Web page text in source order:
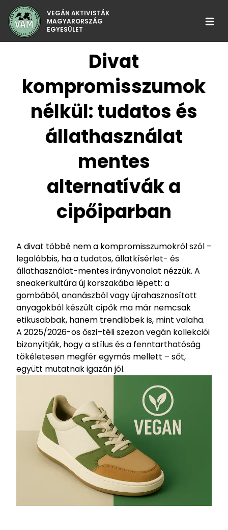
VEGÁN AKTIVISTÁK
MAGYARORSZÁG
EGYESÜLET
Menü
Főoldal
Rólunk
Miért vegán?
Galéria
Blog
Támogatás
Kapcsolat
HU /EN
Divat
kompromisszumok
nélkül: tudatos és
állathasználat
mentes
alternatívák a
cipőiparban
A divat többé nem a kompromisszumokról szól –
legalábbis, ha a tudatos, állatkísérlet- és
állathasználat-mentes irányvonalat nézzük. A
sneakerkultúra új korszakába lépett: a
gombából, ananászból vagy újrahasznosított
anyagokból készült cipők ma már nemcsak
etikusabbak, hanem trendibbek is, mint valaha.
A 2025/2026-os őszi–téli szezon vegán kollekciói
bizonyítják, hogy a stílus és a fenntarthatóság
tökéletesen megfér egymás mellett – sőt,
együtt mutatnak igazán jól.